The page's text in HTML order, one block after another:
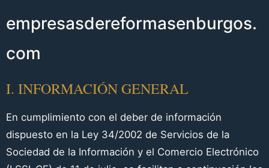
empresasdereformasenburgos.
com
I. INFORMACIÓN GENERAL
En cumplimiento con el deber de información
dispuesto en la Ley 34/2002 de Servicios de la
Sociedad de la Información y el Comercio Electrónico